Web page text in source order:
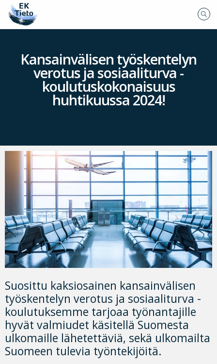
Kansainvälisen työskentelyn
verotus ja sosiaaliturva -
koulutuskokonaisuus
huhtikuussa 2024!
Suosittu kaksiosainen kansainvälisen
työskentelyn verotus ja sosiaaliturva -
koulutuksemme tarjoaa työnantajille
hyvät valmiudet käsitellä Suomesta
ulkomaille lähetettäviä, sekä ulkomailta
Suomeen tulevia työntekijöitä.